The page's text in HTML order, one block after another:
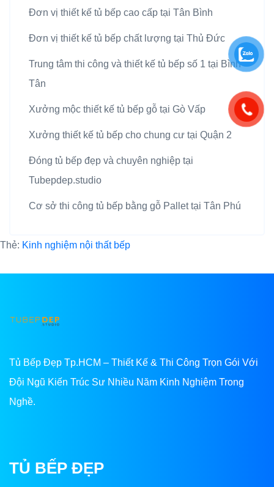
Đơn vị thiết kế tủ bếp cao cấp tại Tân Bình
Đơn vị thiết kế tủ bếp chất lượng tại Thủ Đức
Trung tâm thi công và thiết kế tủ bếp số 1 tại Bình
Tân
Xưởng mộc thiết kế tủ bếp gỗ tại Gò Vấp
Xưởng thiết kế tủ bếp cho chung cư tại Quận 2
Đóng tủ bếp đẹp và chuyên nghiệp tại
Tubepdep.studio
Cơ sở thi công tủ bếp bằng gỗ Pallet tại Tân Phú
Thẻ: Kinh nghiệm nội thất bếp
Tủ Bếp Đẹp Tp.HCM – Thiết Kế & Thi Công Trọn Gói Với
Đội Ngũ Kiến Trúc Sư Nhiều Năm Kinh Nghiệm Trong
Nghề.
TỦ BẾP ĐẸP